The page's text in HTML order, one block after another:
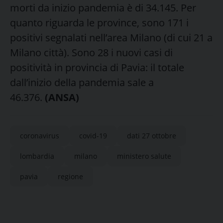
morti da inizio pandemia è di 34.145. Per
quanto riguarda le province, sono 171 i
positivi segnalati nell’area Milano (di cui 21 a
Milano città). Sono 28 i nuovi casi di
positività in provincia di Pavia: il totale
dall’inizio della pandemia sale a
46.376. (ANSA)
coronavirus covid-19 dati 27 ottobre
lombardia milano ministero salute
pavia regione